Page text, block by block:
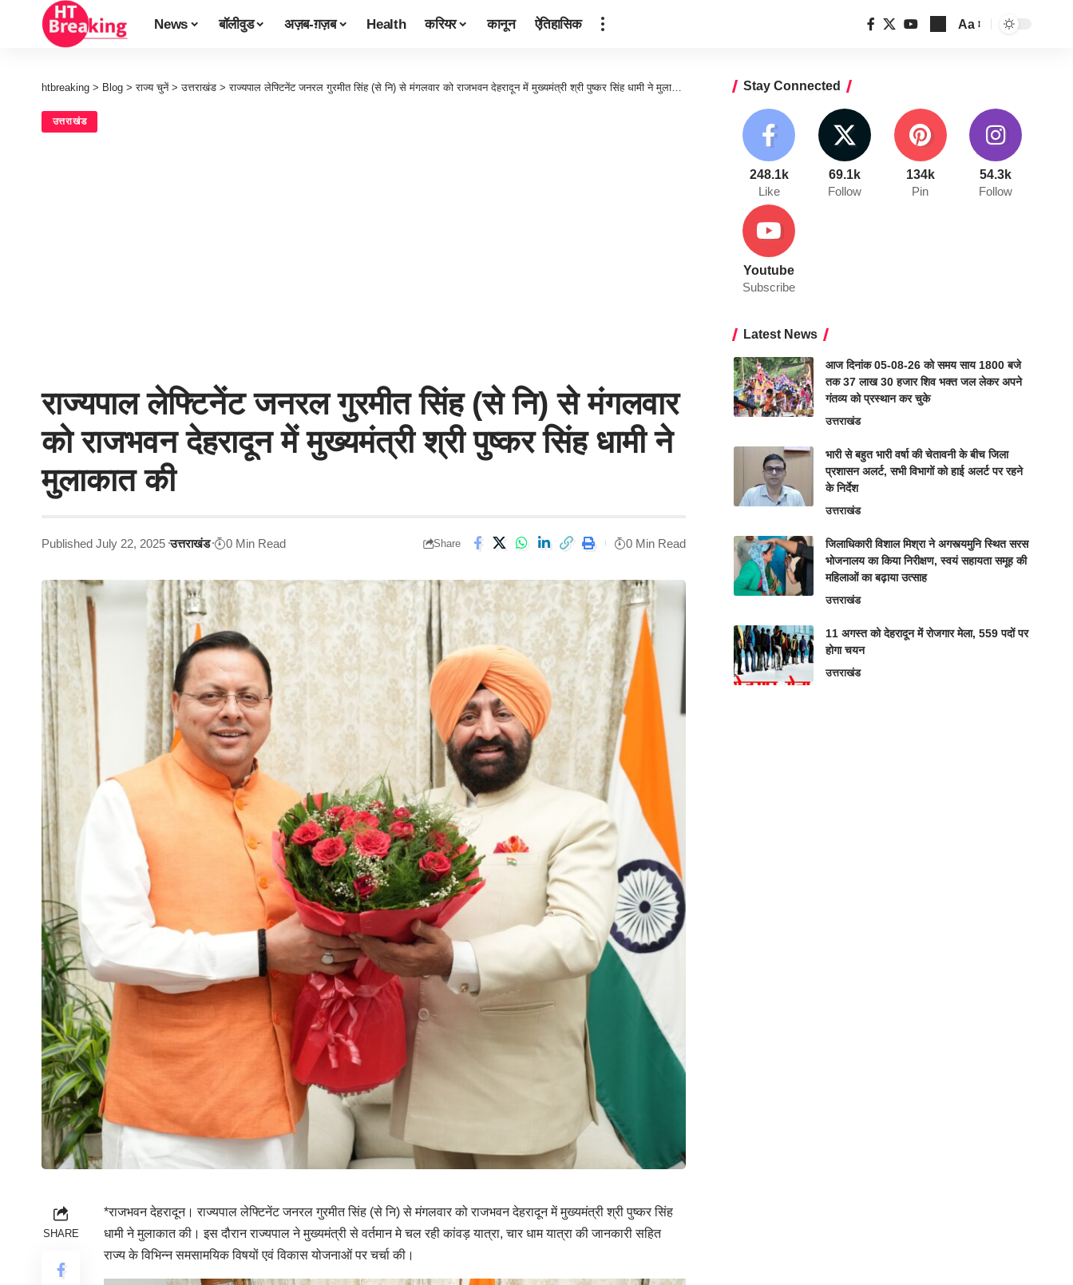
News बॉलीवुड अज़ब-ग़ज़ब Health करियर कानून ऐतिहासिक Aa
htbreaking > Blog >राज्य चुनें >उत्तराखंड >राज्यपाल लेफ्टिनेंट जनरल गुरमीत सिंह (से नि) से मंगलवार को राजभवन देहरादून में मुख्यमंत्री श्री पुष्कर सिंह धामी ने मुलाकात की
उत्तराखंड
राज्यपाल लेफ्टिनेंट जनरल गुरमीत सिंह (से नि) से मंगलवार
को राजभवन देहरादून में मुख्यमंत्री श्री पुष्कर सिंह धामी ने
मुलाकात की
Published July 22, 2025 उत्तराखंड 0 Min Read Share 0 Min Read
SHARE
*राजभवन देहरादून। राज्यपाल लेफ्टिनेंट जनरल गुरमीत सिंह (से नि) से मंगलवार को राजभवन देहरादून में मुख्यमंत्री श्री पुष्कर सिंह
धामी ने मुलाकात की। इस दौरान राज्यपाल ने मुख्यमंत्री से वर्तमान मे चल रही कांवड़ यात्रा, चार धाम यात्रा की जानकारी सहित
राज्य के विभिन्न समसामयिक विषयों एवं विकास योजनाओं पर चर्चा की।
Stay Connected
248.1k
Like
69.1k
Follow
134k
Pin
54.3k
Follow
Youtube
Subscribe
Latest News
आज दिनांक 05-08-26 को समय साय 1800 बजे
तक 37 लाख 30 हजार शिव भक्त जल लेकर अपने
गंतव्य को प्रस्थान कर चुके
उत्तराखंड
भारी से बहुत भारी वर्षा की चेतावनी के बीच जिला
प्रशासन अलर्ट, सभी विभागों को हाई अलर्ट पर रहने
के निर्देश
उत्तराखंड
जिलाधिकारी विशाल मिश्रा ने अगस्त्यमुनि स्थित सरस
भोजनालय का किया निरीक्षण, स्वयं सहायता समूह की
महिलाओं का बढ़ाया उत्साह
उत्तराखंड
11 अगस्त को देहरादून में रोजगार मेला, 559 पदों पर
होगा चयन
उत्तराखंड